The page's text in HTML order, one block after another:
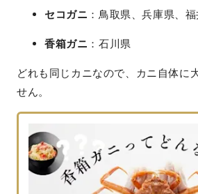
セコガニ ：鳥取県、兵庫県、
香箱ガニ ：石川県
どれも同じカニなので、カニ自体に
せん。